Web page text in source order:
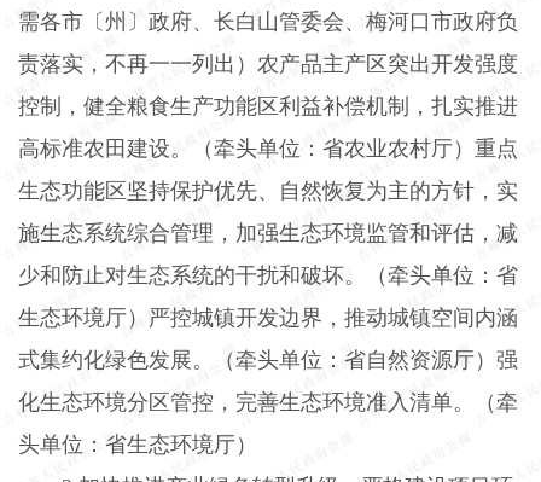
需各市〔州〕政府、长白山管委会、梅河口市政府负
责落实，不再一一列出）农产品主产区突出开发强度
控制，健全粮食生产功能区利益补偿机制，扎实推进
高标准农田建设。（牵头单位：省农业农村厅）重点
生态功能区坚持保护优先、自然恢复为主的方针，实
施生态系统综合管理，加强生态环境监管和评估，减
少和防止对生态系统的干扰和破坏。（牵头单位：省
生态环境厅）严控城镇开发边界，推动城镇空间内涵
式集约化绿色发展。（牵头单位：省自然资源厅）强
化生态环境分区管控，完善生态环境准入清单。（牵
头单位：省生态环境厅）